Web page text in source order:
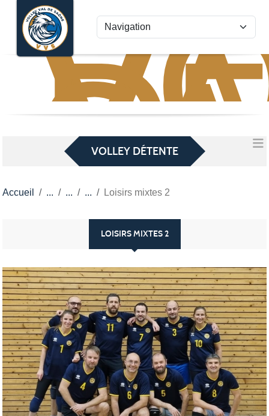
VOLLEY DÉTENTE
Accueil Loisirs mixtes 2
LOISIRS MIXTES 2
Panneau de gestion des cookies